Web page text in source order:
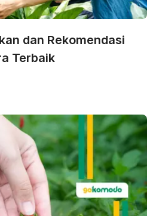
dan Rekomendasi
Terbaik